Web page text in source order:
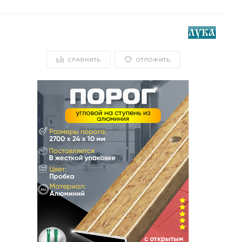
СРАВНИТЬ ОТЛОЖИТЬ